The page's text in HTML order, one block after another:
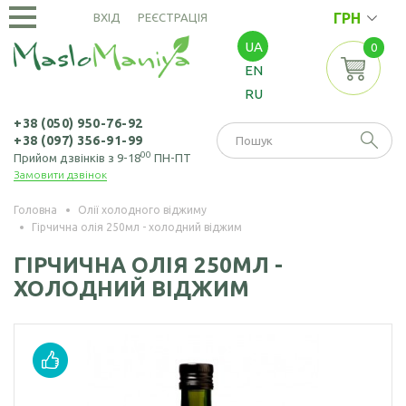
ВХІД РЕЄСТРАЦІЯ ГРН
UA
EN
RU
+38 (050) 950-76-92
+38 (097) 356-91-99
Прийом дзвінків з 9-1800 ПН-ПТ
Замовити дзвінок
0
ОЛІЇ
ХОЛОДНОГО
Амарантова олія
Арахісова олія
кісточок олія
кісточок олія
Гірчична олія
олія
ОЛІЇ
ЕКСТРАКЦІЙНІ
Амарантова олія
Зародків пшениці
БОРОШНО
Борошно
амарантове
Борошно з
Борошно гірчичне
Насіння амаранту
Насіння коноплі
Насіння кунжуту
Головна
Олії холодного віджиму
Гірчична олія 250мл - холодний віджим
ГІРЧИЧНА ОЛІЯ 250МЛ -
ХОЛОДНИЙ ВІДЖИМ